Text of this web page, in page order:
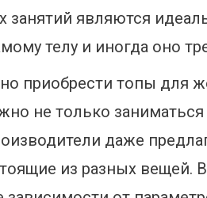
занятий являются
телу и иногда оно
приобрести топы для
не только заниматься
даже
из разных вещей.